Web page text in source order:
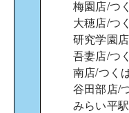
梅園店/つく
大穂店/つく
研究学園店/
吾妻店/つく
南店/つくば
谷田部店/つ
みらい平駅